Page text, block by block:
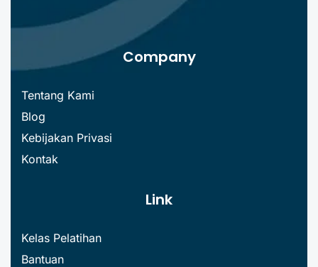
Company
Tentang Kami
Blog
Kebijakan Privasi
Kontak
Link
Kelas Pelatihan
Bantuan